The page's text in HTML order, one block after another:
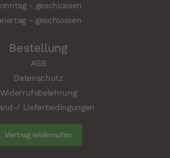
- geschlossen
- geschlossen
Bestellung
AGB
Datenschutz
Widerrufsbelehrung
Lieferbedingungen
Vertrag widerrufen